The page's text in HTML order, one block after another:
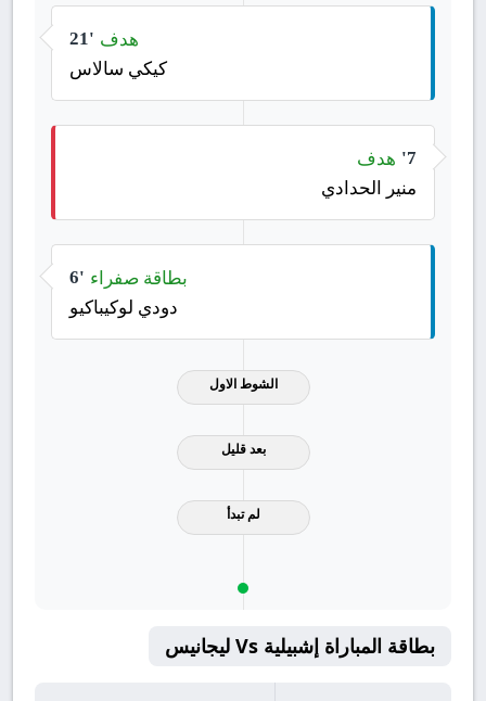
21' هدف
كيكي سالاس
7'
هدف
منير الحدادي
6' بطاقة صفراء
دودي لوكيباكيو
الشوط الاول
بعد قليل
لم تبدأ
بطاقة المباراة إشبيلية Vs ليجانيس